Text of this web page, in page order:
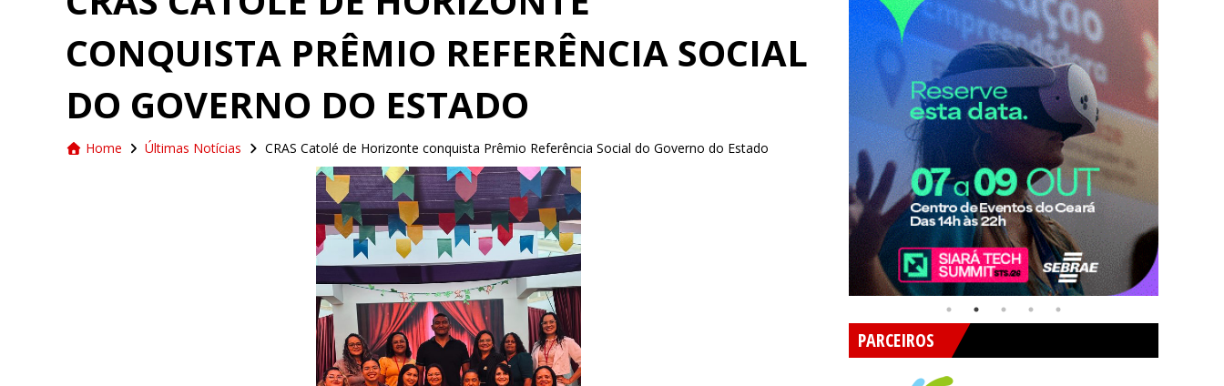
CONQUISTA PRÊMIO REFERÊNCIA SOCIAL
DO GOVERNO DO ESTADO
Home Últimas Notícias CRAS Catolé de Horizonte conquista Prêmio Referência Social do Governo do Estado
PARCEIROS